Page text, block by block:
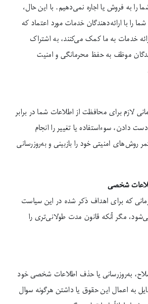
به فروش یا اجاره نمی‌دهیم. با این حال،
را با ارائه‌دهندگان خدمات مورد اعتماد که
خدمات به ما کمک می‌کنند، به اشتراک
موظف به حفظ محرمانگی و امنیت
لازم برای محافظت از اطلاعات شما در برابر
دادن، سوءاستفاده یا تغییر را انجام
روش‌های امنیتی خود را بازبینی و به‌روزرسانی
که برای اهداف ذکر شده در این سیاست
مگر آنکه قانون مدت طولانی‌تری را
به‌روزرسانی یا حذف اطلاعات شخصی خود
به اعمال این حقوق یا داشتن هرگونه سوال